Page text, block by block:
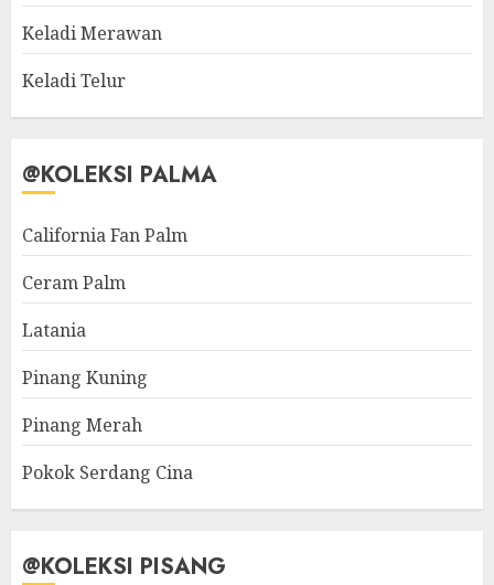
Keladi Merawan
Keladi Telur
@KOLEKSI PALMA
California Fan Palm
Ceram Palm
Latania
Pinang Kuning
Pinang Merah
Pokok Serdang Cina
@KOLEKSI PISANG